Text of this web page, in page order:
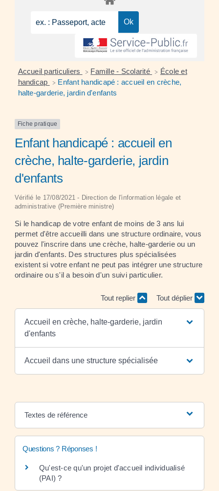
Accueil particuliers > Famille - Scolarité > École et
handicap
> Enfant handicapé : accueil en crèche,
halte-garderie, jardin d'enfants
Fiche pratique
Enfant handicapé : accueil en
crèche, halte-garderie, jardin
d'enfants
Vérifié le 17/08/2021 - Direction de l'information légale et
administrative (Première ministre)
Si le handicap de votre enfant de moins de 3 ans lui
permet d'être accueilli dans une structure ordinaire, vous
pouvez l'inscrire dans une crèche, halte-garderie ou un
jardin d'enfants. Des structures plus spécialisées
existent si votre enfant ne peut pas intégrer une structure
ordinaire ou s'il a besoin d'un suivi particulier.
Tout replier Tout déplier
Accueil en crèche, halte-garderie, jardin
d'enfants
Accueil dans une structure spécialisée
Textes de référence
Questions ? Réponses !
Qu'est-ce qu'un projet d'accueil individualisé
(PAI) ?